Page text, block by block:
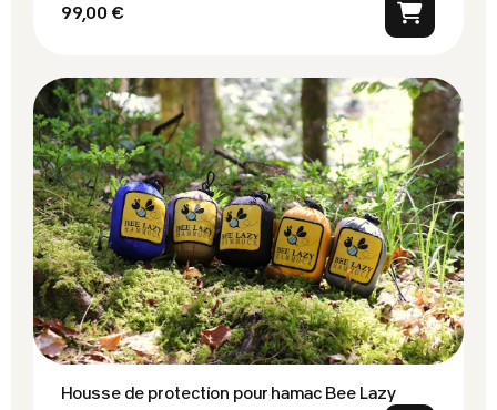
99,00 €
Housse de protection pour hamac Bee Lazy